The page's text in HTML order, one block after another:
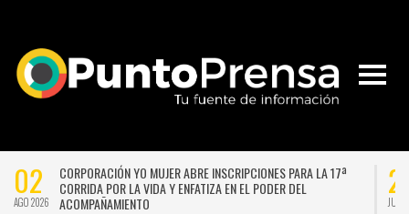
02
AGO 2026
CORPORACIÓN YO MUJER ABRE INSCRIPCIONES PARA LA 17ª
CORRIDA POR LA VIDA Y ENFATIZA EN EL PODER DEL
ACOMPAÑAMIENTO
JUL